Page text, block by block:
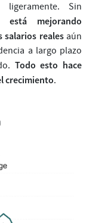
Sin
mejorando
salarios realesaún
a largo plazo
Todo esto hace
crecimiento.